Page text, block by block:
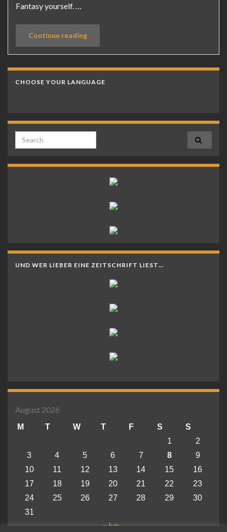
Fantasy yourself. …
Continue reading
CHOOSE YOUR LANGUAGE
Search for:
UND WER LIEBER EINE ZEITSCHRIFT LIEST…
August 2026
M T W T F S
S
1
2
3
4 5 6 7 8
9
10
11 12 13 14 15
16
17
18 19 20 21 22
23
24
25 26 27 28 29
30
31
« Jun